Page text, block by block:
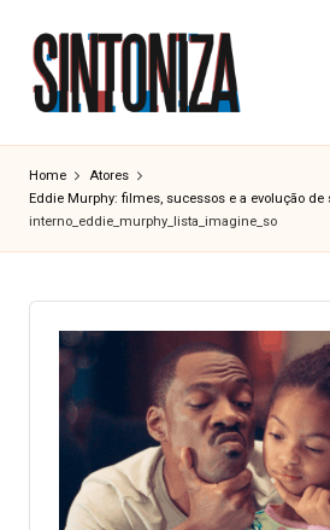
content
i
n
t
o
cinema.
Home
Atores
Eddie Murphy: filmes, sucessos e a evolução de
interno_eddie_murphy_lista_imagine_so